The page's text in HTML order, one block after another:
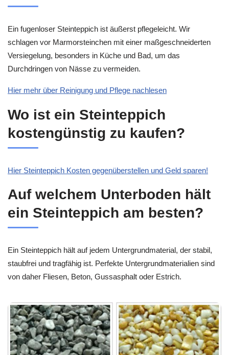
Ein fugenloser Steinteppich ist äußerst pflegeleicht. Wir
schlagen vor Marmorsteinchen mit einer maßgeschneiderten
Versiegelung, besonders in Küche und Bad, um das
Durchdringen von Nässe zu vermeiden.
Hier mehr über Reinigung und Pflege nachlesen
Wo ist ein Steinteppich
kostengünstig zu kaufen?
Hier Steinteppich Kosten gegenüberstellen und Geld sparen!
Auf welchem Unterboden hält
ein Steinteppich am besten?
Ein Steinteppich hält auf jedem Untergrundmaterial, der stabil,
staubfrei und tragfähig ist. Perfekte Untergrundmaterialien sind
von daher Fliesen, Beton, Gussasphalt oder Estrich.